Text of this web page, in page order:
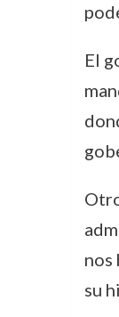
El
nos
su